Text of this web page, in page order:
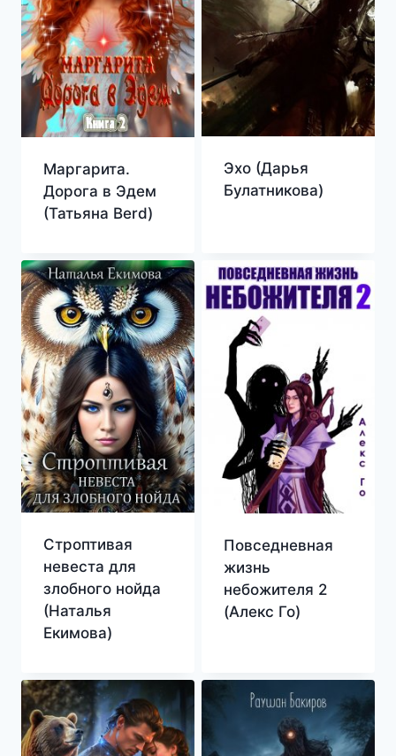
Маргарита.
Дорога в Эдем
(Татьяна Berd)
Эхо (Дарья
Булатникова)
Строптивая
невеста для
злобного нойда
(Наталья
Екимова)
Повседневная
жизнь
небожителя 2
(Алекс Го)